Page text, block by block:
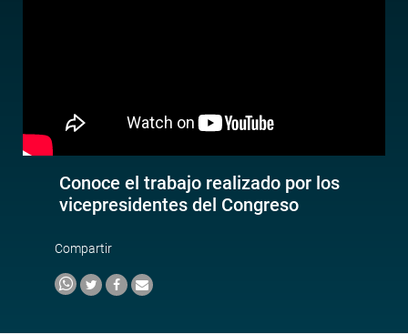
Conoce el trabajo realizado por los
vicepresidentes del Congreso
Compartir